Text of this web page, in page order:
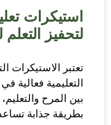
استيكرات
لتحفيز
تعتبر الاستيكرات
التعليمية فعالية
بين المرح
بطريقة جذابة